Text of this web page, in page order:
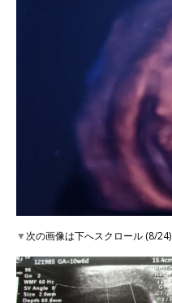
▼次の画像は下へスクロール (8/24)